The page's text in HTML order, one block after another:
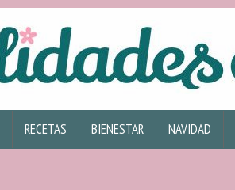
RECETAS BIENESTAR NAVIDAD